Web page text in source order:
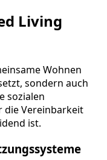
Living
Wohnen
sondern auch
sozialen
die Vereinbarkeit
ist.